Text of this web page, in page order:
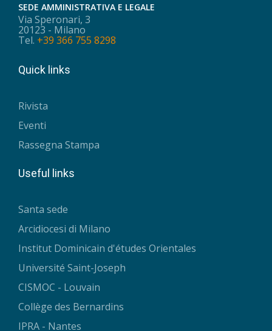
SEDE AMMINISTRATIVA E LEGALE
Via Speronari, 3
20123 - Milano
Tel. +39 366 755 8298
Quick links
Rivista
Eventi
Rassegna Stampa
Useful links
Santa sede
Arcidiocesi di Milano
Institut Dominicain d'études Orientales
Université Saint-Joseph
CISMOC - Louvain
Collège des Bernardins
IPRA - Nantes